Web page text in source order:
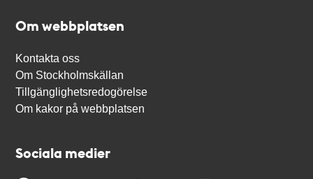
Om webbplatsen
Kontakta oss
Om Stockholmskällan
Tillgänglighetsredogörelse
Om kakor på webbplatsen
Sociala medier